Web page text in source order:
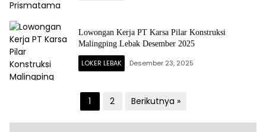
Lowongan Kerja PT Karsa Pilar Konstruksi
Malingping Lebak Desember 2025
LOKER LEBAK Desember 23, 2025
1 2 Berikutnya »